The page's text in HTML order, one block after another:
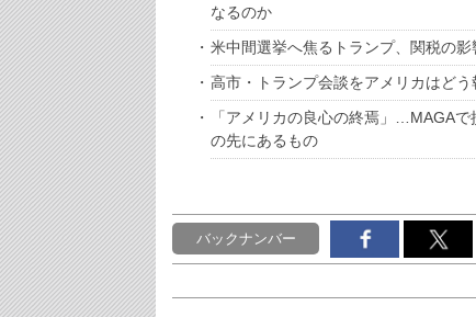
なるのか
米中間選挙へ焦るトランプ、関税の
高市・トランプ会談をアメリカはど
「アメリカの良心の終焉」…MAGA
の先にあるもの
バックナンバー